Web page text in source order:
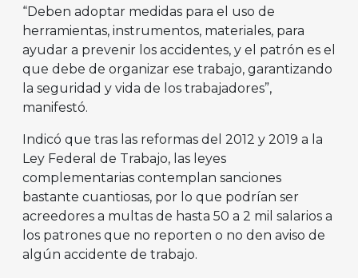
“Deben adoptar medidas para el uso de
herramientas, instrumentos, materiales, para
ayudar a prevenir los accidentes, y el patrón es el
que debe de organizar ese trabajo, garantizando
la seguridad y vida de los trabajadores”,
manifestó.
Indicó que tras las reformas del 2012 y 2019 a la
Ley Federal de Trabajo, las leyes
complementarias contemplan sanciones
bastante cuantiosas, por lo que podrían ser
acreedores a multas de hasta 50 a 2 mil salarios a
los patrones que no reporten o no den aviso de
algún accidente de trabajo.